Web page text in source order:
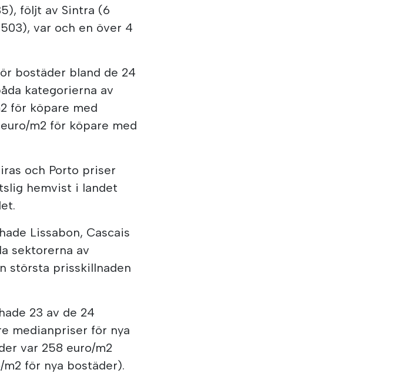
följt av Sintra (6
var och en över 4
bostäder bland de 24
kategorierna av
för köpare med
m2 för köpare med
och Porto priser
hemvist i landet
Lissabon, Cascais
sektorerna av
största prisskillnaden
23 av de 24
medianpriser för nya
var 258 euro/m2
m2 för nya bostäder).